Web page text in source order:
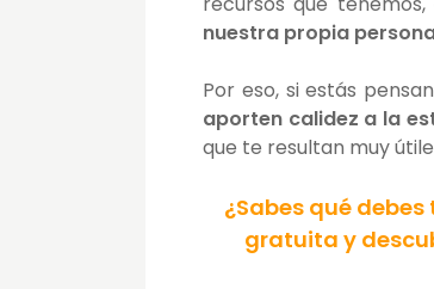
nuestra propia
Por eso, si estás
aporten calidez a la
que te resultan muy
¿Sabes qué
gratuita y